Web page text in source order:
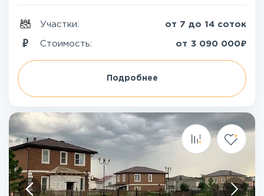
Участки: от 7 до 14 соток
Стоимость: от 3 090 000₽
Подробнее